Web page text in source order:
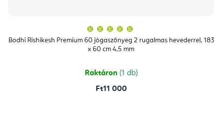
Bodhi Rishikesh Premium 60 jógaszőnyeg 2 rugalmas hevederrel, 183
x 60 cm 4,5 mm
átlagos
értékelése
csillag.
Raktáron (1 db)
Ft11 000